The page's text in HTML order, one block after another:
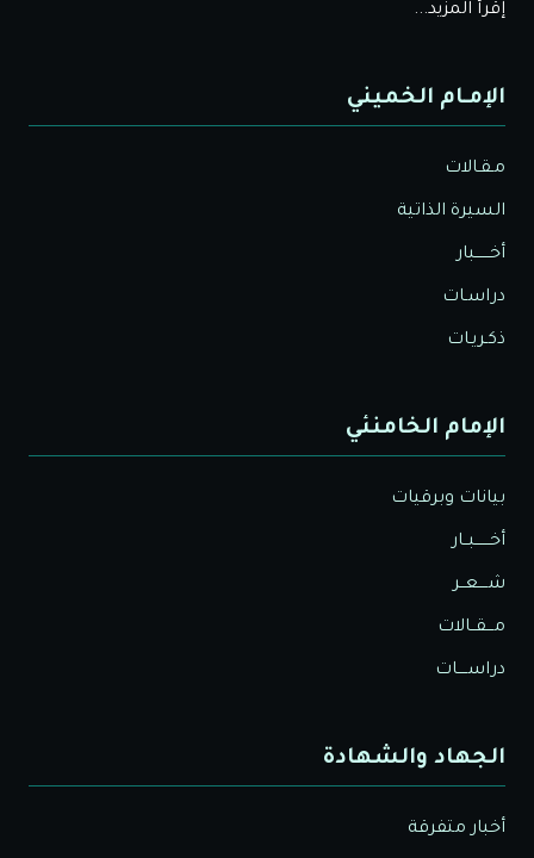
إقرأ المزيد...
الإمـام الخميني
مـقـالات
السيرة الذاتية
أخــــــبار
دراسـات
ذكـريـات
الإمام الخامنئي
بيانات وبرقيات
أخــــــبــار
شــــعــر
مـــقــالات
دراســــات
الجهاد والشهادة
أخبار متفرقة